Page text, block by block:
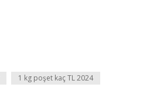
1 kg poşet kaç TL 2024